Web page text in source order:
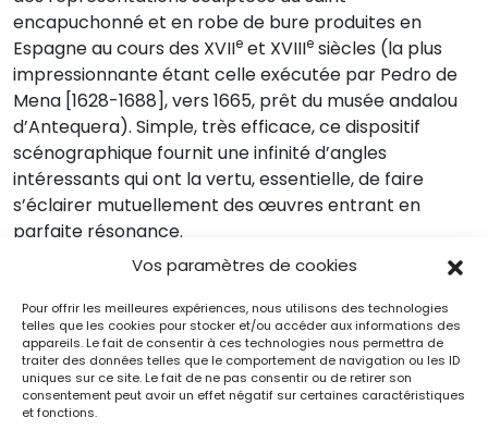
Vos paramètres de cookies
Pour offrir les meilleures expériences, nous utilisons des technologies
telles que les cookies pour stocker et/ou accéder aux informations des
appareils. Le fait de consentir à ces technologies nous permettra de
traiter des données telles que le comportement de navigation ou les ID
uniques sur ce site. Le fait de ne pas consentir ou de retirer son
consentement peut avoir un effet négatif sur certaines caractéristiques
et fonctions.
encapuchonné et en robe de bure produites en
Espagne au cours des XVIIe et XVIIIe siècles (la plus
impressionnante étant celle exécutée par Pedro de
Mena [1628-1688], vers 1665, prêt du musée andalou
d’Antequera). Simple, très efficace, ce dispositif
scénographique fournit une infinité d’angles
intéressants qui ont la vertu, essentielle, de faire
s’éclairer mutuellement des œuvres entrant en
parfaite résonance.